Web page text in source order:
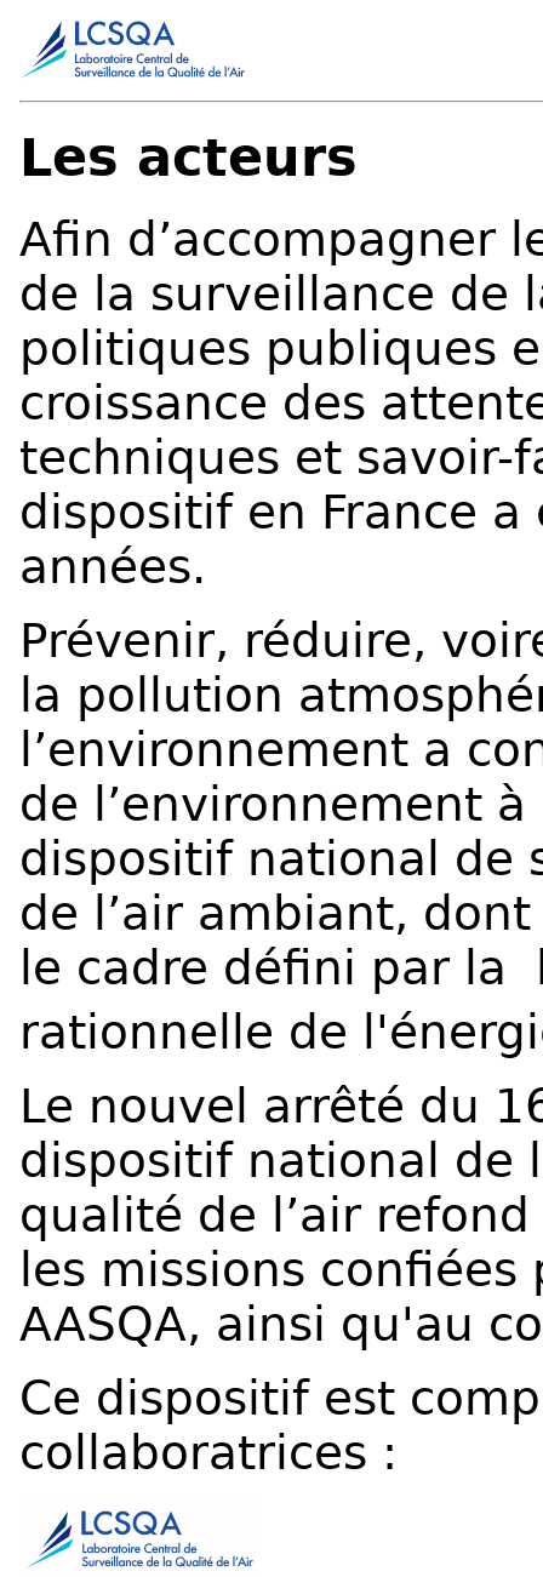
Les acteurs
Afin d’accompagner
de la surveillance de
politiques publiques
croissance des
techniques et savoir-
dispositif en France
années.
Prévenir, réduire,
la pollution
l’environnement a
de l’environnement
dispositif national de
de l’air ambiant,
le cadre défini par
rationnelle de
Le nouvel arrêté du
dispositif national de
qualité de l’air
les missions confiées
AASQA, ainsi qu'au
Ce dispositif est
collaboratrices :